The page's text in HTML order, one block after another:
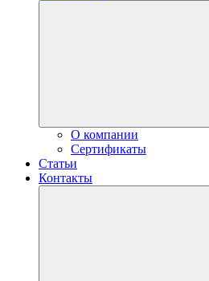
О компании
Сертификаты
Статьи
Контакты